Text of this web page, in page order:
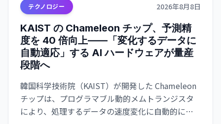
テクノロジー 2026年8月8日
KAIST の Chameleon チップ、予測精
度を 40 倍向上——「変化するデータに
自動適応」する AI ハードウェアが量産
段階へ
韓国科学技術院（KAIST）が開発した Chameleon
チップは、プログラマブル動的メムトランジスタ
により、処理するデータの速度変化に自動的に適